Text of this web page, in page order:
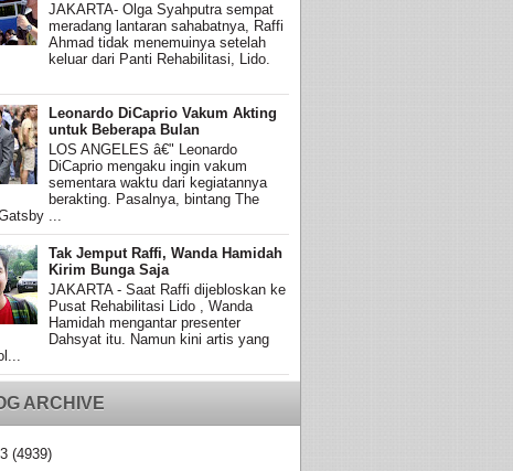
JAKARTA- Olga Syahputra sempat
meradang lantaran sahabatnya, Raffi
Ahmad tidak menemuinya setelah
keluar dari Panti Rehabilitasi, Lido.
Leonardo DiCaprio Vakum Akting
untuk Beberapa Bulan
LOS ANGELES â€" Leonardo
DiCaprio mengaku ingin vakum
sementara waktu dari kegiatannya
berakting. Pasalnya, bintang The
...
Tak Jemput Raffi, Wanda Hamidah
Kirim Bunga Saja
JAKARTA - Saat Raffi dijebloskan ke
Pusat Rehabilitasi Lido , Wanda
Hamidah mengantar presenter
Dahsyat itu. Namun kini artis yang
ARCHIVE
(4939)